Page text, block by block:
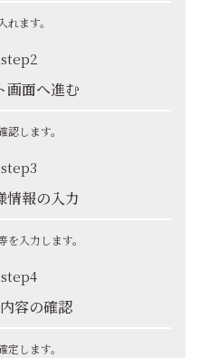
ます。
step2
画面へ進む
します。
step3
情報の入力
入力します。
step4
容の確認
します。